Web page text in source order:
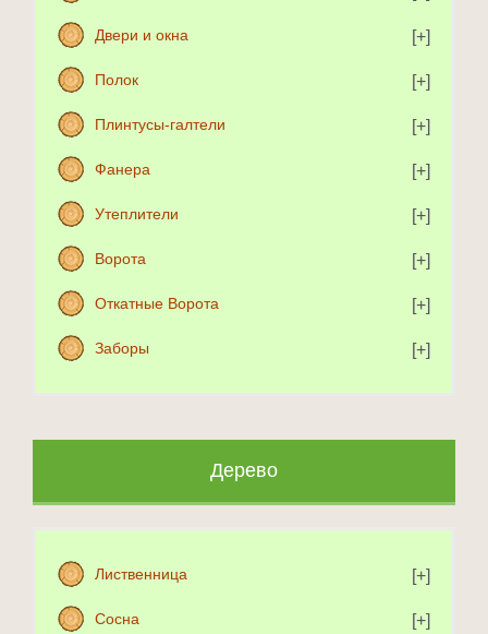
Двери и окна
Полок
Плинтусы-галтели
Фанера
Утеплители
Ворота
Откатные Ворота
Заборы
Дерево
Лиственница
Сосна